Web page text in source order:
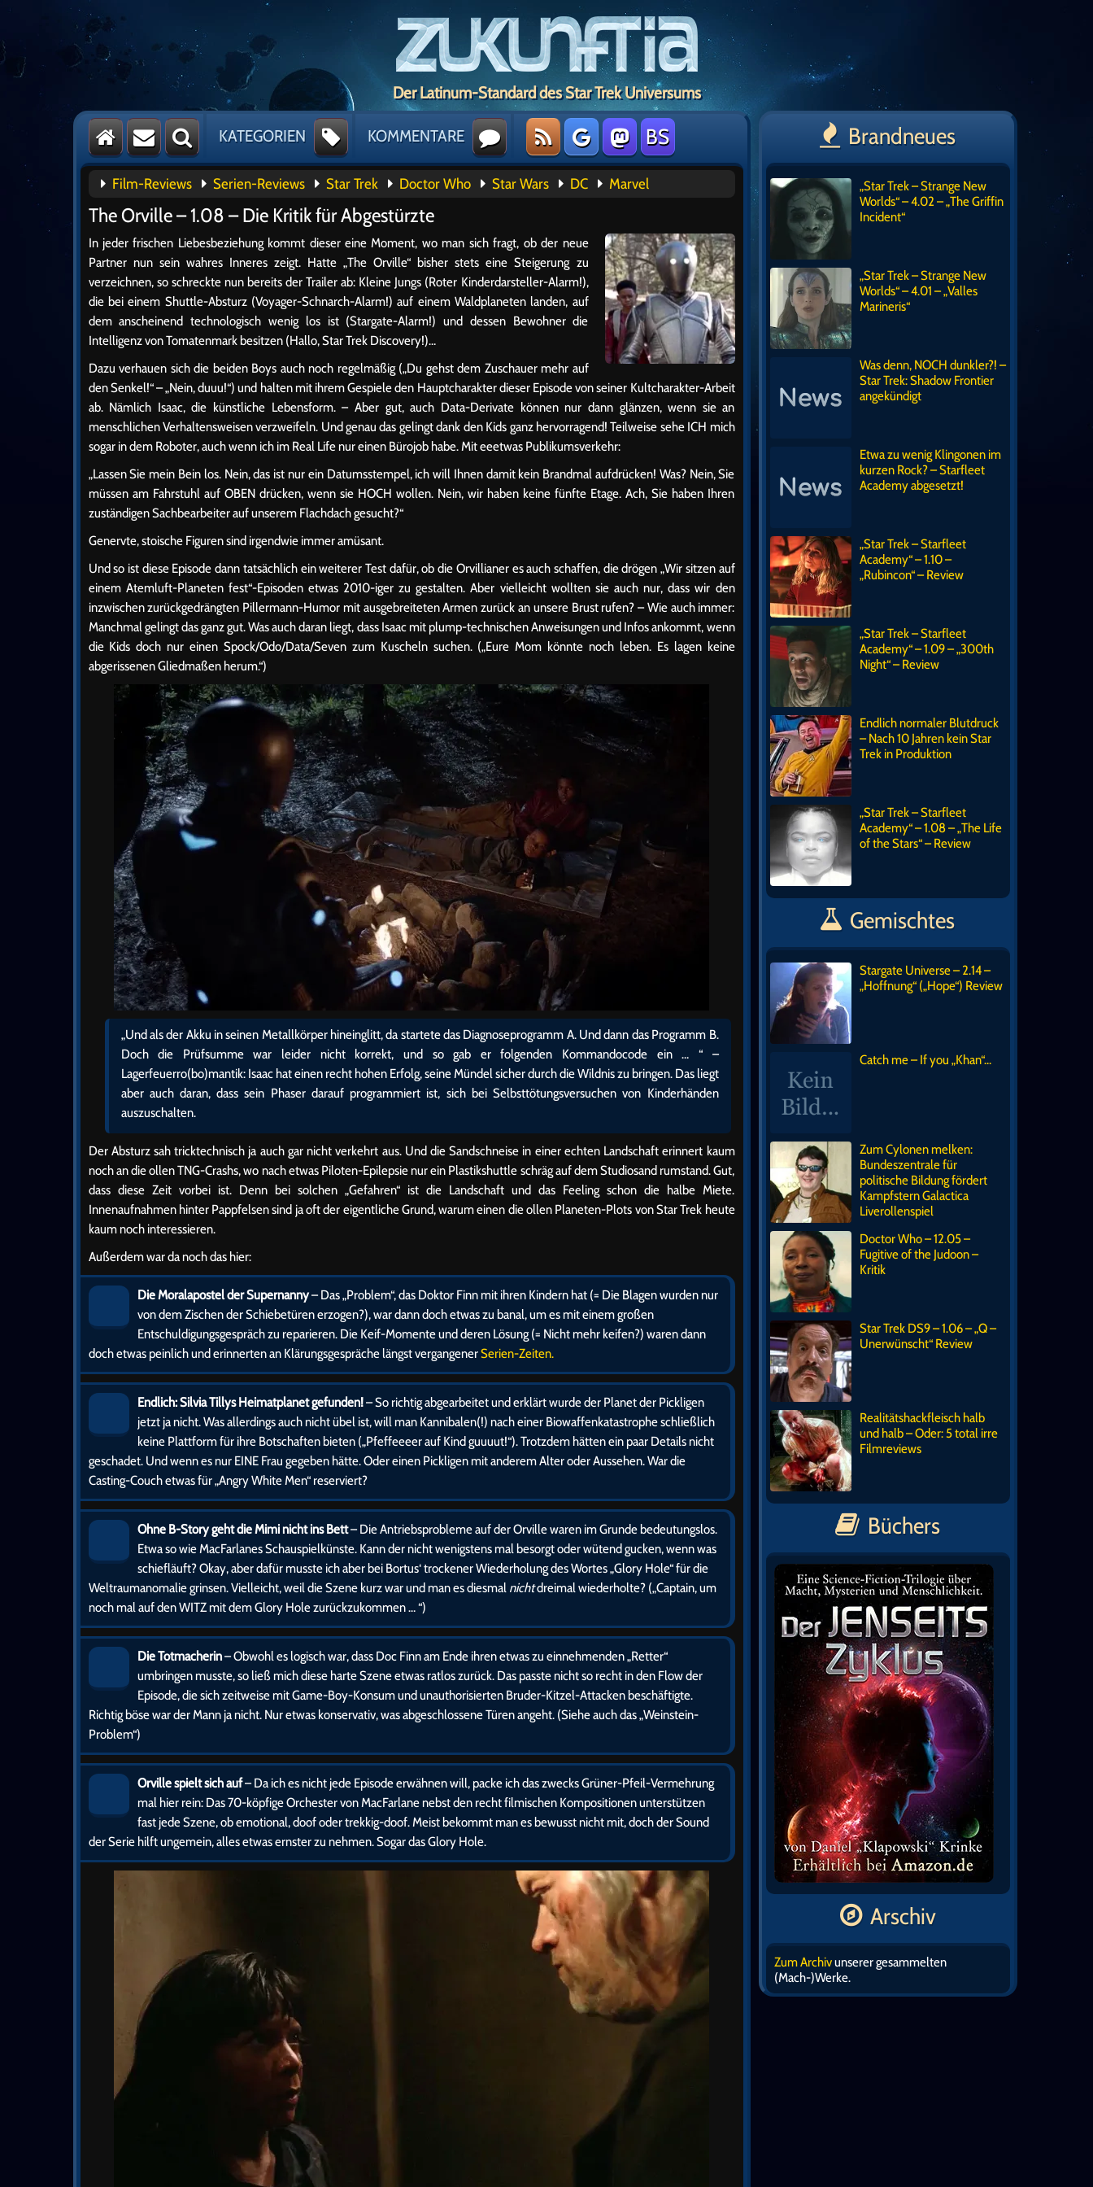
Der Latinum-Standard des Star Trek Universums
KATEGORIEN KOMMENTARE BS
Film-Reviews Serien-Reviews Star Trek Doctor Who Star Wars DC Marvel
The Orville – 1.08 – Die Kritik für Abgestürzte
In jeder frischen Liebesbeziehung kommt dieser eine Moment, wo man sich fragt, ob der neue
Partner nun sein wahres Inneres zeigt. Hatte „The Orville“ bisher stets eine Steigerung zu
verzeichnen, so schreckte nun bereits der Trailer ab: Kleine Jungs (Roter Kinderdarsteller-Alarm!),
die bei einem Shuttle-Absturz (Voyager-Schnarch-Alarm!) auf einem Waldplaneten landen, auf
dem anscheinend technologisch wenig los ist (Stargate-Alarm!) und dessen Bewohner die
Intelligenz von Tomatenmark besitzen (Hallo, Star Trek Discovery!)…
Dazu verhauen sich die beiden Boys auch noch regelmäßig („Du gehst dem Zuschauer mehr auf
den Senkel!“ – „Nein, duuu!“) und halten mit ihrem Gespiele den Hauptcharakter dieser Episode von seiner Kultcharakter-Arbeit
ab. Nämlich Isaac, die künstliche Lebensform. – Aber gut, auch Data-Derivate können nur dann glänzen, wenn sie an
menschlichen Verhaltensweisen verzweifeln. Und genau das gelingt dank den Kids ganz hervorragend! Teilweise sehe ICH mich
sogar in dem Roboter, auch wenn ich im Real Life nur einen Bürojob habe. Mit eeetwas Publikumsverkehr:
„Lassen Sie mein Bein los. Nein, das ist nur ein Datumsstempel, ich will Ihnen damit kein Brandmal aufdrücken! Was? Nein, Sie
müssen am Fahrstuhl auf OBEN drücken, wenn sie HOCH wollen. Nein, wir haben keine fünfte Etage. Ach, Sie haben Ihren
zuständigen Sachbearbeiter auf unserem Flachdach gesucht?“
Genervte, stoische Figuren sind irgendwie immer amüsant.
Und so ist diese Episode dann tatsächlich ein weiterer Test dafür, ob die Orvillianer es auch schaffen, die drögen „Wir sitzen auf
einem Atemluft-Planeten fest“-Episoden etwas 2010-iger zu gestalten. Aber vielleicht wollten sie auch nur, dass wir den
inzwischen zurückgedrängten Pillermann-Humor mit ausgebreiteten Armen zurück an unsere Brust rufen? – Wie auch immer:
Manchmal gelingt das ganz gut. Was auch daran liegt, dass Isaac mit plump-technischen Anweisungen und Infos ankommt, wenn
die Kids doch nur einen Spock/Odo/Data/Seven zum Kuscheln suchen. („Eure Mom könnte noch leben. Es lagen keine
abgerissenen Gliedmaßen herum.“)
„Und als der Akku in seinen Metallkörper hineinglitt, da startete das Diagnoseprogramm A. Und dann das Programm B.
Doch die Prüfsumme war leider nicht korrekt, und so gab er folgenden Kommandocode ein … “ –
Lagerfeuerro(bo)mantik: Isaac hat einen recht hohen Erfolg, seine Mündel sicher durch die Wildnis zu bringen. Das liegt
aber auch daran, dass sein Phaser darauf programmiert ist, sich bei Selbsttötungsversuchen von Kinderhänden
auszuschalten.
Der Absturz sah tricktechnisch ja auch gar nicht verkehrt aus. Und die Sandschneise in einer echten Landschaft erinnert kaum
noch an die ollen TNG-Crashs, wo nach etwas Piloten-Epilepsie nur ein Plastikshuttle schräg auf dem Studiosand rumstand. Gut,
dass diese Zeit vorbei ist. Denn bei solchen „Gefahren“ ist die Landschaft und das Feeling schon die halbe Miete.
Innenaufnahmen hinter Pappfelsen sind ja oft der eigentliche Grund, warum einen die ollen Planeten-Plots von Star Trek heute
kaum noch interessieren.
Außerdem war da noch das hier:
Die Moralapostel der Supernanny– Das „Problem“, das Doktor Finn mit ihren Kindern hat (= Die Blagen wurden nur
von dem Zischen der Schiebetüren erzogen?), war dann doch etwas zu banal, um es mit einem großen
Entschuldigungsgespräch zu reparieren. Die Keif-Momente und deren Lösung (= Nicht mehr keifen?) waren dann
doch etwas peinlich und erinnerten an Klärungsgespräche längst vergangenerSerien-Zeiten.
Endlich: Silvia Tillys Heimatplanet gefunden!– So richtig abgearbeitet und erklärt wurde der Planet der Pickligen
jetzt ja nicht. Was allerdings auch nicht übel ist, will man Kannibalen(!) nach einer Biowaffenkatastrophe schließlich
keine Plattform für ihre Botschaften bieten („Pfeffeeeer auf Kind guuuut!“). Trotzdem hätten ein paar Details nicht
geschadet. Und wenn es nur EINE Frau gegeben hätte. Oder einen Pickligen mit anderem Alter oder Aussehen. War die
Casting-Couch etwas für „Angry White Men“ reserviert?
Ohne B-Story geht die Mimi nicht ins Bett– Die Antriebsprobleme auf der Orville waren im Grunde bedeutungslos.
Etwa so wie MacFarlanes Schauspielkünste. Kann der nicht wenigstens mal besorgt oder wütend gucken, wenn was
schiefläuft? Okay, aber dafür musste ich aber bei Bortus‘ trockener Wiederholung des Wortes „Glory Hole“ für die
Weltraumanomalie grinsen. Vielleicht, weil die Szene kurz war und man es diesmal nichtdreimal wiederholte? („Captain, um
noch mal auf den WITZ mit dem Glory Hole zurückzukommen … “)
Die Totmacherin– Obwohl es logisch war, dass Doc Finn am Ende ihren etwas zu einnehmenden „Retter“
umbringen musste, so ließ mich diese harte Szene etwas ratlos zurück. Das passte nicht so recht in den Flow der
Episode, die sich zeitweise mit Game-Boy-Konsum und unauthorisierten Bruder-Kitzel-Attacken beschäftigte.
Richtig böse war der Mann ja nicht. Nur etwas konservativ, was abgeschlossene Türen angeht. (Siehe auch das „Weinstein-
Problem“)
Orville spielt sich auf– Da ich es nicht jede Episode erwähnen will, packe ich das zwecks Grüner-Pfeil-Vermehrung
mal hier rein: Das 70-köpfige Orchester von MacFarlane nebst den recht filmischen Kompositionen unterstützen
fast jede Szene, ob emotional, doof oder trekkig-doof. Meist bekommt man es bewusst nicht mit, doch der Sound
der Serie hilft ungemein, alles etwas ernster zu nehmen. Sogar das Glory Hole.
Brandneues
„Star Trek – Strange New
Worlds“ – 4.02 – „The Griffin
Incident“
„Star Trek – Strange New
Worlds“ – 4.01 – „Valles
Marineris“
Was denn, NOCH dunkler?! –
Star Trek: Shadow Frontier
angekündigt
Etwa zu wenig Klingonen im
kurzen Rock? – Starfleet
Academy abgesetzt!
„Star Trek – Starfleet
Academy“ – 1.10 –
„Rubincon“ – Review
„Star Trek – Starfleet
Academy“ – 1.09 – „300th
Night“ – Review
Endlich normaler Blutdruck
– Nach 10 Jahren kein Star
Trek in Produktion
„Star Trek – Starfleet
Academy“ – 1.08 – „The Life
of the Stars“ – Review
Gemischtes
Stargate Universe – 2.14 –
„Hoffnung“ („Hope“) Review
Catch me – If you „Khan“…
Zum Cylonen melken:
Bundeszentrale für
politische Bildung fördert
Kampfstern Galactica
Liverollenspiel
Doctor Who – 12.05 –
Fugitive of the Judoon –
Kritik
Star Trek DS9 – 1.06 – „Q –
Unerwünscht“ Review
Realitätshackfleisch halb
und halb – Oder: 5 total irre
Filmreviews
Büchers
Arschiv
Zum Archivunserer gesammelten
(Mach-)Werke.